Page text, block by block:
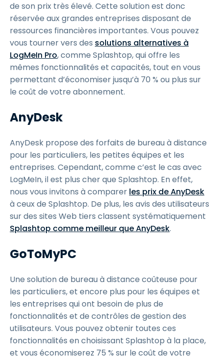
de son prix très élevé. Cette solution est donc
réservée aux grandes entreprises disposant de
ressources financières importantes. Vous pouvez
vous tourner vers des solutions alternatives à
LogMeIn Pro, comme Splashtop, qui offre les
mêmes fonctionnalités et capacités, tout en vous
permettant d’économiser jusqu’à 70 % ou plus sur
le coût de votre abonnement.
AnyDesk
AnyDesk propose des forfaits de bureau à distance
pour les particuliers, les petites équipes et les
entreprises. Cependant, comme c’est le cas avec
LogMeIn, il est plus cher que Splashtop. En effet,
nous vous invitons à comparer les prix de AnyDesk
à ceux de Splashtop. De plus, les avis des utilisateurs
sur des sites Web tiers classent systématiquement
Splashtop comme meilleur que AnyDesk.
GoToMyPC
Une solution de bureau à distance coûteuse pour
les particuliers, et encore plus pour les équipes et
les entreprises qui ont besoin de plus de
fonctionnalités et de contrôles de gestion des
utilisateurs. Vous pouvez obtenir toutes ces
fonctionnalités en choisissant Splashtop à la place,
et vous économiserez 75 % sur le coût de votre